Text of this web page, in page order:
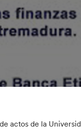
actos de la